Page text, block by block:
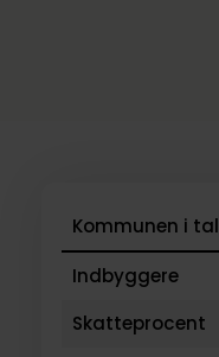
Kommunen i tal
Indbyggere
Skatteprocent